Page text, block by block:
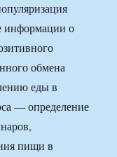
информации о
обмена
еды в
— определение
пищи в